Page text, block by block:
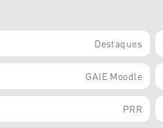
Destaques
GAIE Moodle
PRR